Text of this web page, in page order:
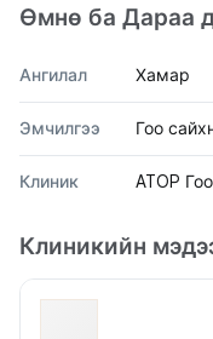
Өмнө ба Дараа
Ангилал Хамар
Эмчилгээ Гоо
Клиник ATOP
Клиникийн